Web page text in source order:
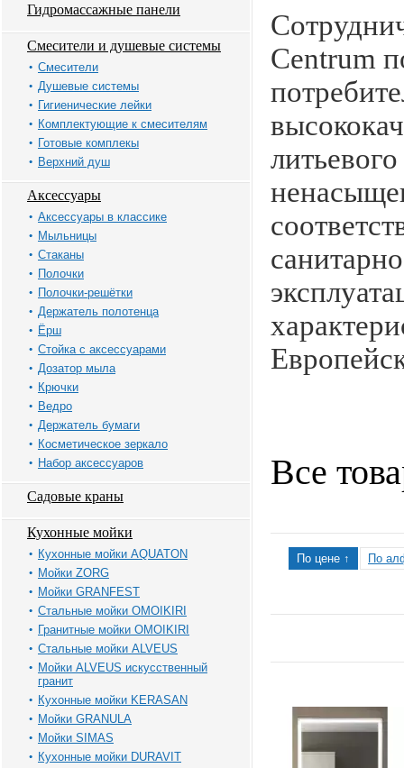
Гидромассажные панели
Смесители и душевые системы
Смесители
Душевые системы
Гигиенические лейки
Комплектующие к смесителям
Готовые комплекы
Верхний душ
Аксессуары
Аксессуары в классике
Мыльницы
Стаканы
Полочки
Полочки-решётки
Держатель полотенца
Ёрш
Стойка с аксессуарами
Дозатор мыла
Крючки
Ведро
Держатель бумаги
Косметическое зеркало
Набор аксессуаров
Садовые краны
Кухонные мойки
Кухонные мойки AQUATON
Мойки ZORG
Мойки GRANFEST
Стальные мойки OMOIKIRI
Гранитные мойки OMOIKIRI
Стальные мойки ALVEUS
Мойки ALVEUS искусственный
гранит
Кухонные мойки KERASAN
Мойки GRANULA
Мойки SIMAS
Кухонные мойки DURAVIT
Centrum
Все
По цене ↑ По